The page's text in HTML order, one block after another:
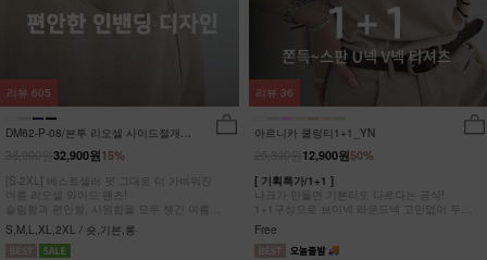
DM62-P-08/븐투 리오셀 사이드절개팬
15%
32,900원
[S-2XL] 베스트셀러 핏 그대로 더 가벼워진
여름 리오셀 와이드 팬츠!
슬림함과 편안함, 시원함을 모두 챙긴 여름
완전정복 팬츠
S,M,L,XL,2XL / 숏,기본,롱
리뷰 605
아르니카 쿨링티1+1_YN
50%
12,900원
[ 기획특가/1+1 ]
나크가 만들면 기본티도 다르다는 공식!
1+1구성으로 브이넥 라운드넥 고민없이 두장
다 챙겨가세요
Free
리뷰 36